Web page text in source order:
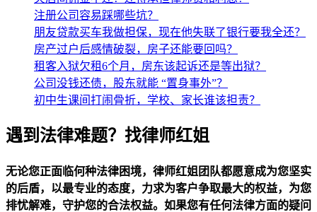
注册公司容易踩哪些坑？
朋友贷款买车我做担保，现在他失联了银行要我全还？
房产过户后感情破裂，房子还能要回吗？
租客入狱欠租6个月，房东该起诉还是等出狱？
公司没钱还债，股东就能 “置身事外”？
初中生课间打闹骨折，学校、家长谁该担责？
遇到法律难题？找律师红姐
无论您正面临何种法律困境，律师红姐团队都愿意成为您坚实
的后盾，以最专业的态度，力求为客户争取最大的权益，为您
排忧解难，守护您的合法权益。如果您有任何法律方面的疑问